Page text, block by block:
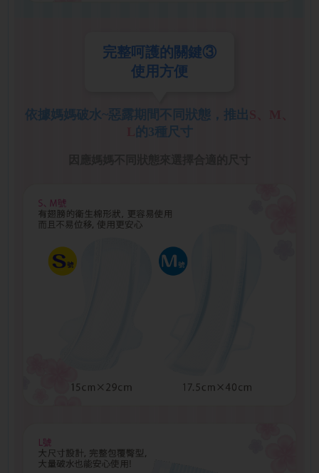
完整呵護的關鍵③
使用方便
依據媽媽破水~惡露期間不同狀態， 推出
的3種尺寸